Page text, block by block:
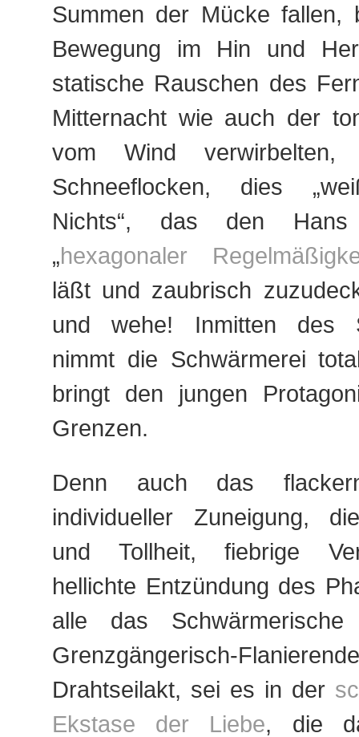
Summen der Mücke fallen,
Bewegung im Hin und
statische Rauschen des
Mitternacht wie auch der
vom Wind verwirbelten,
Schneeflocken, dies
Nichts“, das den
„hexagonaler
läßt und zaubrisch
und wehe! Inmitten des
nimmt die Schwärmerei
bringt den jungen
Grenzen.
Denn auch das
individueller Zuneigung,
und Tollheit, fiebrige
hellichte Entzündung des
alle das
Grenzgängerisch-
Drahtseilakt, sei es in der
Ekstase der Liebe, die